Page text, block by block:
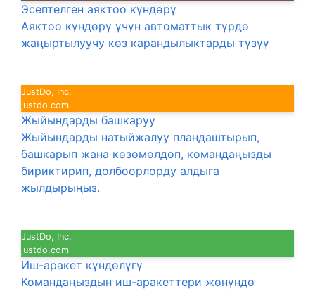
Эсептелген аяктоо күндөрү
Аяктоо күндөрү үчүн автоматтык түрдө
жаңыртылуучу көз карандылыктарды түзүү
JustDo, Inc.
justdo.com
Жыйындарды башкаруу
Жыйындарды натыйжалуу пландаштырып,
башкарып жана көзөмөлдөп, командаңызды
бириктирип, долбоорлорду алдыга
жылдырыңыз.
JustDo, Inc.
justdo.com
Иш-аракет күндөлүгү
Командаңыздын иш-аракеттери жөнүндө